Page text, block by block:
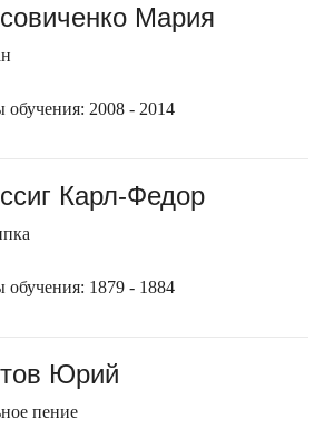
Мария
обучения: 2008 - 2014
Карл-Федор
обучения: 1879 - 1884
Юрий
пение